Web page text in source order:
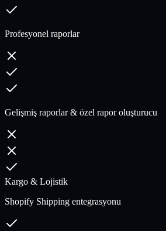
Profesyonel raporlar
Gelişmiş raporlar & özel rapor oluşturucu
Kargo & Lojistik
Shopify Shipping entegrasyonu